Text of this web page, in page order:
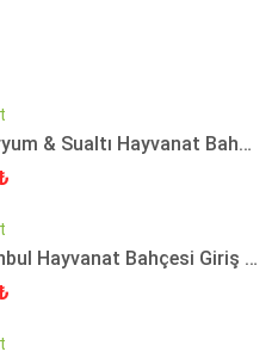
Emaar Akvaryum & Sualtı Hayvanat Bahçesi İstanbul Giriş Bileti
Park Of İstanbul Hayvanat Bahçesi Giriş Bileti